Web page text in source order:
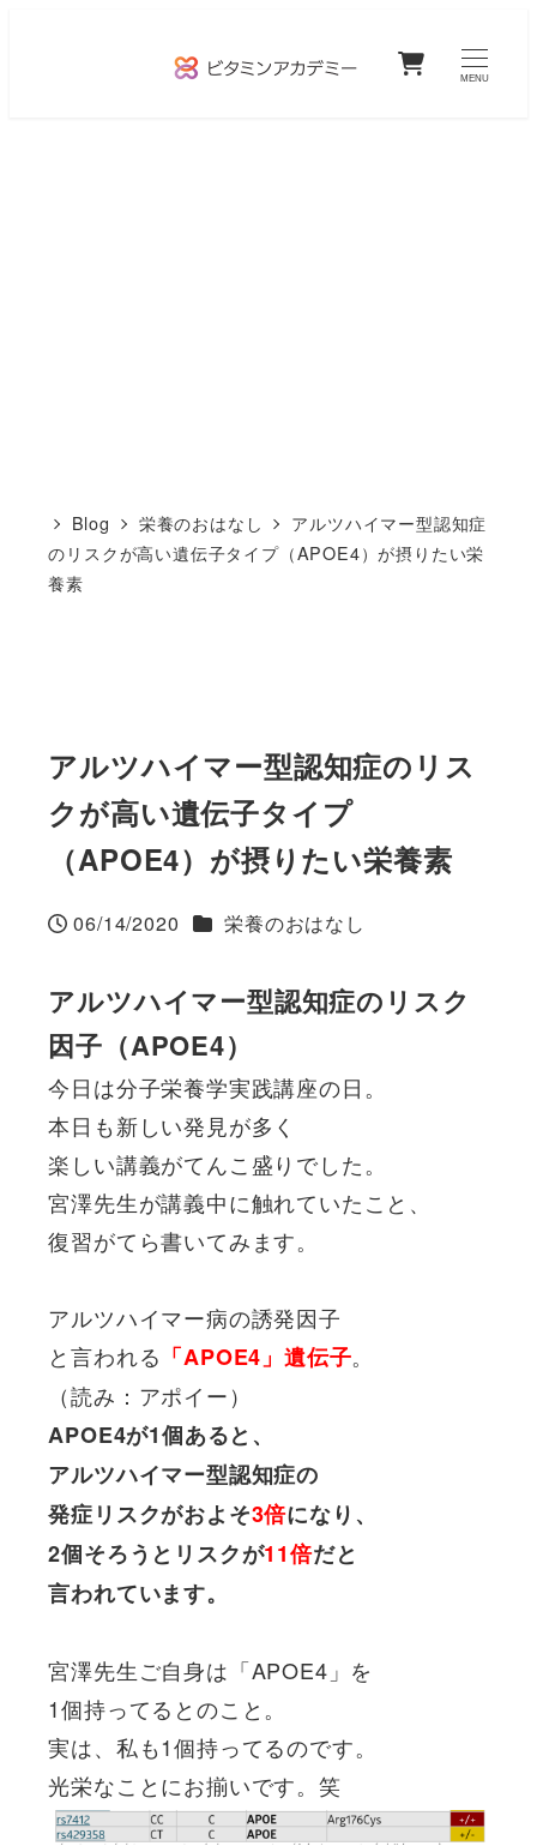
0
MENU
Blog 栄養のおはなし
アルツハイマー型認知症
のリスクが高い遺伝子タイプ（APOE4）が摂りたい栄
養素
アルツハイマー型認知症のリス
クが高い遺伝子タイプ
（APOE4）が摂りたい栄養素
投稿日
06/14/2020 カテゴリー
栄養のおはなし
アルツハイマー型認知症のリスク
因子（APOE4）
今日は分子栄養学実践講座の日。
本日も新しい発見が多く
楽しい講義がてんこ盛りでした。
宮澤先生が講義中に触れていたこと、
復習がてら書いてみます。
アルツハイマー病の誘発因子
と言われる 「APOE4」遺伝子。
（読み：アポイー）
APOE4が1個あると、
アルツハイマー型認知症の
発症リスクがおよそ3倍になり、
2個そろうとリスクが11倍だと
言われています。
宮澤先生ご自身は「APOE4」を
1個持ってるとのこと。
実は、私も1個持ってるのです。
光栄なことにお揃いです。笑